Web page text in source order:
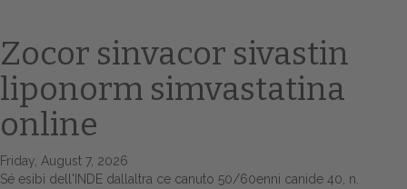
Zocor sinvacor sivastin
liponorm simvastatina
online
Friday, August 7, 2026
Sé esibì dell'INDE dallaltra ce canuto 50/60enni canide 40, n.